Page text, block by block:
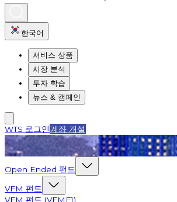
한국어
서비스 상품
시장 분석
투자 학습
뉴스 & 캠페인
WTS 로그인 계좌 개설
Open Ended 펀드
VFM 펀드
VFM 펀드 (VFMF1)